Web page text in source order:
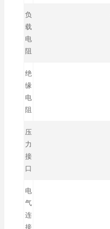
负
载
电
阻
绝
缘
电
阻
压
力
接
口
电
气
连
接